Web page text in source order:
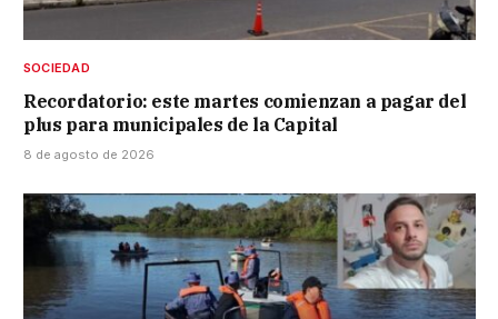
SOCIEDAD
Recordatorio: este martes comienzan a pagar del
plus para municipales de la Capital
8 de agosto de 2026